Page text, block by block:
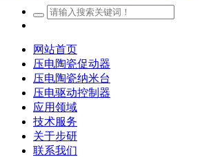
网站首页
压电陶瓷促动器
压电陶瓷纳米台
压电驱动控制器
应用领域
技术服务
关于步研
联系我们